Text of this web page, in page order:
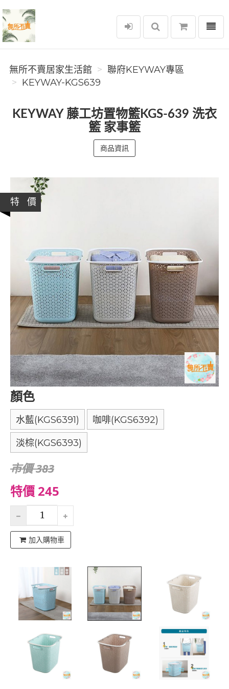
無所不賣居家生活館
選單
無所不賣居家生活館
聯府KEYWAY專區
KEYWAY-KGS639
KEYWAY 藤工坊置物籃KGS-639 洗衣
籃 家事籃
商品資訊
特 價
顏色
水藍(KGS6391) 咖啡(KGS6392)
淡棕(KGS6393)
市價 383
特價 245
加入購物車